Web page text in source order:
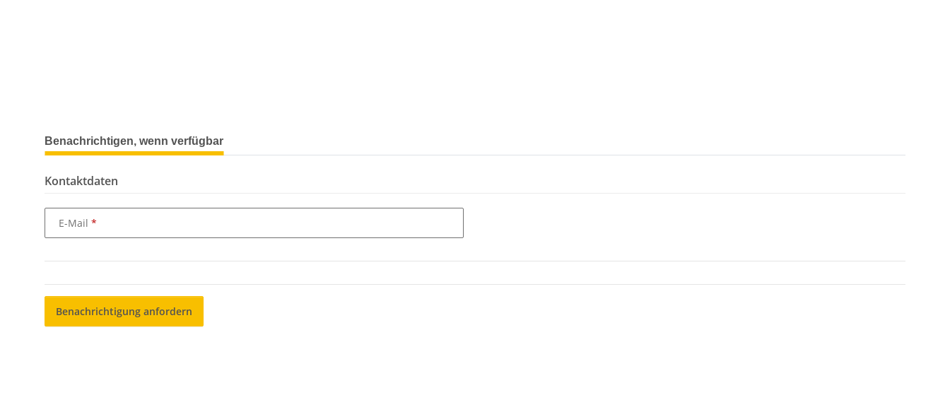
weitere Registerkarten anzeigen
Benachrichtigen, wenn verfügbar
Kontaktdaten
E-Mail
Benachrichtigung anfordern